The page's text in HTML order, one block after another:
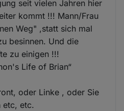
seit vielen Jahren hier
kommt !!! Mann/Frau
Weg" ,statt sich mal
besinnen. Und die
zu einigen !!!
Life of Brian“
oder Linke , oder Sie
etc, etc.